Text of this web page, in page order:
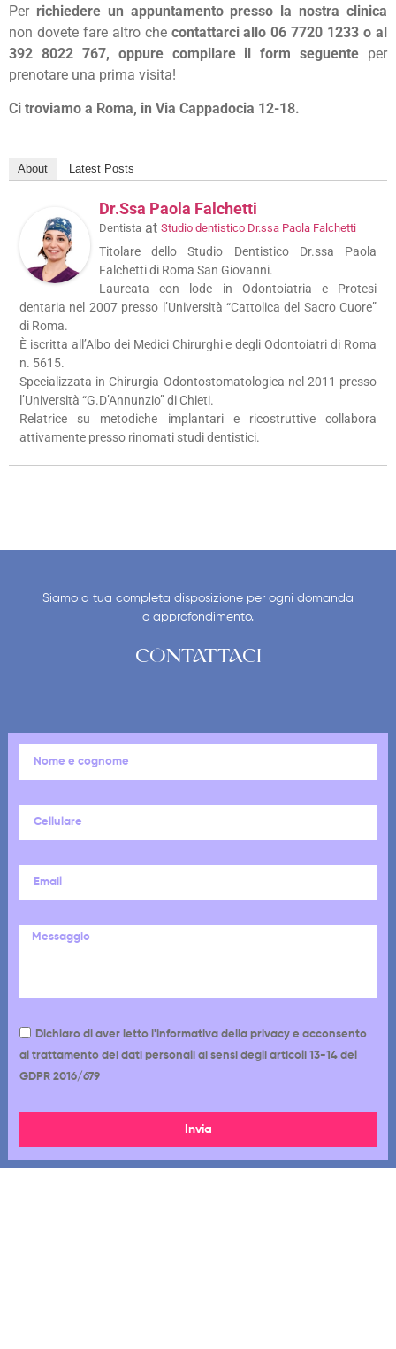
Per richiedere un appuntamento presso la nostra clinica
non dovete fare altro che contattarci allo 06 7720 1233 o al
392 8022 767, oppure compilare il form seguente per
prenotare una prima visita!
Ci troviamo a Roma, in Via Cappadocia 12-18.
About Latest Posts
Dr.ssa Paola Falchetti
Dentista at Studio dentistico Dr.ssa Paola Falchetti
Titolare dello Studio Dentistico Dr.ssa Paola
Falchetti di Roma San Giovanni.
Laureata con lode in Odontoiatria e Protesi
dentaria nel 2007 presso l’Università “Cattolica del Sacro Cuore”
di Roma.
È iscritta all’Albo dei Medici Chirurghi e degli Odontoiatri di Roma
n. 5615.
Specializzata in Chirurgia Odontostomatologica nel 2011 presso
l’Università “G.D’Annunzio” di Chieti.
Relatrice su metodiche implantari e ricostruttive collabora
attivamente presso rinomati studi dentistici.
Siamo a tua completa disposizione per ogni domanda
o approfondimento.
CONTATTACI
Dichiaro di aver letto l'informativa della privacy e acconsento
al trattamento dei dati personali ai sensi degli articoli 13-14 del
GDPR 2016/679
Invia